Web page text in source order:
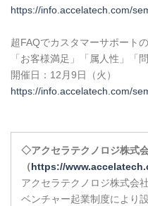
https://info.accelatech.com/
超FAQでカスタマーサポートの
「お客様満足」「属人性」「
開催日：12月9日（火）
https://info.accelatech.com/
◇アクセラテクノロジ株式
（https://
アクセラテクノロジ株式会
ベンチャー起業制度により